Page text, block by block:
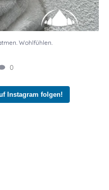
Wohlfühlen.
0
Instagram folgen!